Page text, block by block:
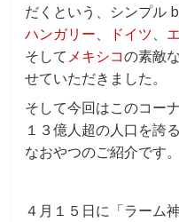
だくという、シンプル
ハンガリー、 ドイツ、
そしてメキシコの素敵
せていただきました。
そして今回はこのコー
１３億人超の人口を誇
なおやつのご紹介です。
４月１５日に「ラーム